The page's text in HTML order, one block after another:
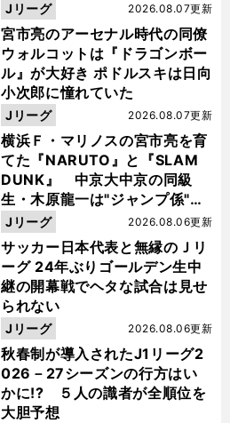
宮市亮のアーセナル時代の同僚
ウォルコットは『ドラゴンボー
ル』が大好き ポドルスキは日向
小次郎に憧れていた
2026.08.07更新
Jリーグ
横浜Ｆ・マリノスの宮市亮を育
てた『NARUTO』と『SLAM
DUNK』 中京大中京の同級
生・木原龍一は"ジャンプ係"だ
った
2026.08.07更新
Jリーグ
サッカー日本代表と無縁のＪリ
ーグ 24年ぶりゴールデン生中
継の開幕戦でヘタな試合は見せ
られない
2026.08.06更新
Jリーグ
秋春制が導入されたJ1リーグ2
026－27シーズンの行方はい
かに!? ５人の識者が全順位を
大胆予想
2026.08.06更新
Jリーグ